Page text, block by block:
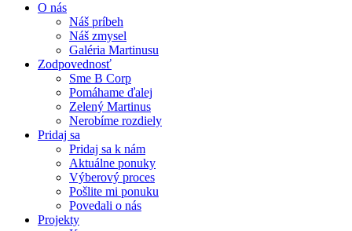
O nás
Náš príbeh
Náš zmysel
Galéria Martinusu
Zodpovednosť
Sme B Corp
Pomáhame ďalej
Zelený Martinus
Nerobíme rozdiely
Pridaj sa
Pridaj sa k nám
Aktuálne ponuky
Výberový proces
Pošlite mi ponuku
Povedali o nás
Projekty